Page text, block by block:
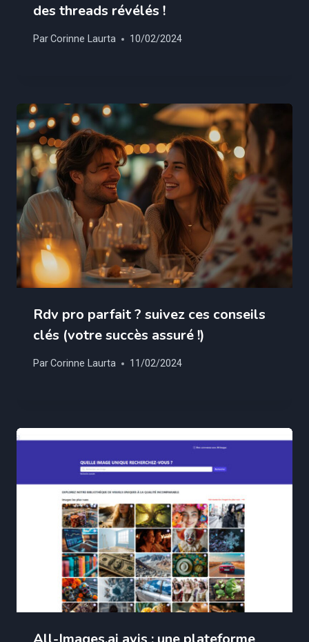
des threads révélés !
ParCorinne Laurta 10/02/2024
Rdv pro parfait ? suivez ces conseils
clés (votre succès assuré !)
ParCorinne Laurta 11/02/2024